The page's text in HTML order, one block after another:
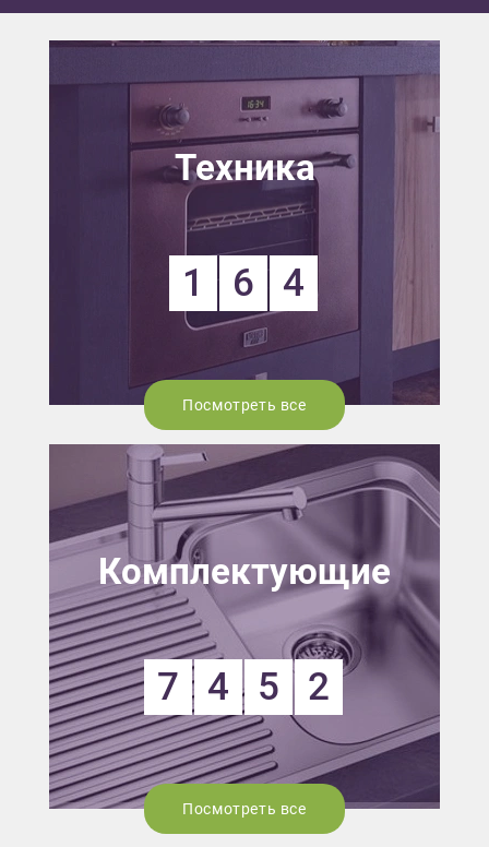
Техника
1 6 4
Посмотреть все
Комплектующие
7 4 5 2
Посмотреть все